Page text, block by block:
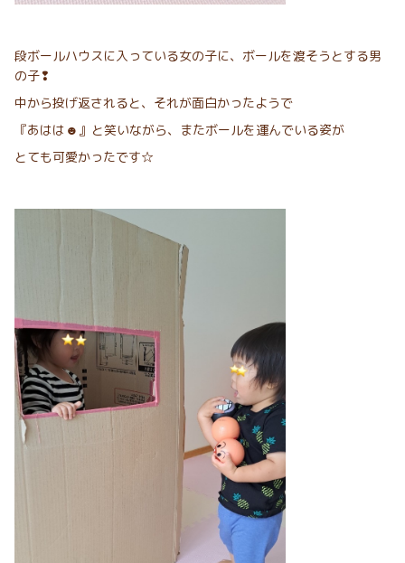
段ボールハウスに入っている女の子に、ボールを渡そうとする男
の子❢
中から投げ返されると、それが面白かったようで
『あはは☻』と笑いながら、またボールを運んでいる姿が
とても可愛かったです☆